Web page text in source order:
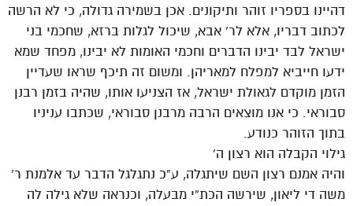
דהיינו בספריו זוהר ותיקונים. אכן בשמירה גדולה, כי לא הרשה
לכתוב דבריו, אלא לר’ אבא, שיכול לגלות ברזא, שחכמי בני
ישראל לבד יבינו הדברים וחכמי האומות לא יבינו, מפחד שמא
ידעו חייביא למפלח למאריהן. ומשום זה תיכף שראו שעדיין
הזמן מוקדם לגאולת ישראל, אז הצניעו אותו, שהיה בזמן רבנן
סבוראי. כי אנו מוצאים הרבה מרבנן סבוראי, שכתבו עניניו
בתוך הזוהר כנודע.
גילוי הקבלה הוא רצון ה’
והיה אמנם רצון השם שיתגלה, ע”כ נתגלגל הדבר עד אלמנת ר’
משה די ליאון, שירשה הכת”י מבעלה, וכנראה שלא גילה לה